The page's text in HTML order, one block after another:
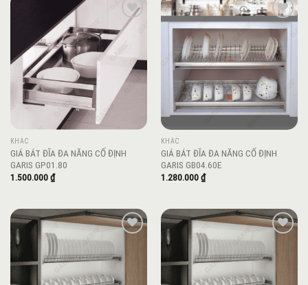
Add to
wishlist
KHÁC
GIÁ BÁT ĐĨA ĐA NĂNG CỐ ĐỊNH
GARIS GP01.80
1.500.000₫
Add to
wishlist
KHÁC
GIÁ BÁT ĐĨA ĐA NĂNG CỐ ĐỊNH
GARIS GB04.60E
1.280.000₫
wishlist
wishlist